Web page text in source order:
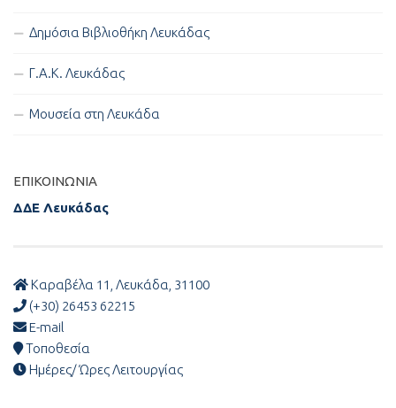
Δημόσια Βιβλιοθήκη Λευκάδας
Γ.Α.Κ. Λευκάδας
Μουσεία στη Λευκάδα
ΕΠΙΚΟΙΝΩΝΊΑ
ΔΔΕ Λευκάδας
Καραβέλα 11, Λευκάδα, 31100
(+30) 26453 62215
E-mail
Τοποθεσία
Ημέρες/ Ώρες Λειτουργίας